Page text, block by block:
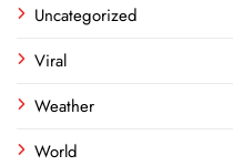
Uncategorized
Viral
Weather
World